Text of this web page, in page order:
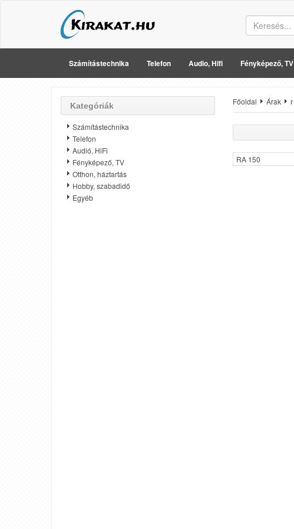
Számítástechnika Telefon Audio, Hifi Fényképező, TV
Kategóriák
Számítástechnika
Telefon
Audió, HiFi
Fényképező, TV
Otthon, háztartás
Hobby, szabadidő
Egyéb
Főoldal Árak r
RA 150